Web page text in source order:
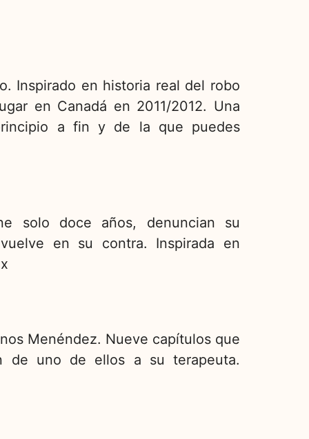
Inspirado en historia real del robo
en Canadá en 2011/2012. Una
a fin y de la que puedes
solo doce años, denuncian su
en su contra. Inspirada en
Menéndez. Nueve capítulos que
de uno de ellos a su terapeuta.